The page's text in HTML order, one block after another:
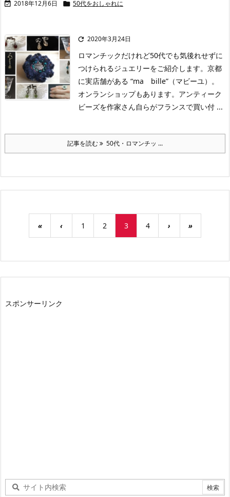
 2018年12月6日  50代をおしゃれに
 2020年3月24日
ロマンチックだけれど50代でも気後れせずに
つけられるジュエリーをご紹介します。京都
に実店舗がある “ma bille”（マビーユ）。
オンランショップもあります。アンティーク
ビーズを作家さん自らがフランスで買い付 ...
記事を読む 50代・ロマンチッ ...
« ‹ 1 2 3 4 › »
スポンサーリンク